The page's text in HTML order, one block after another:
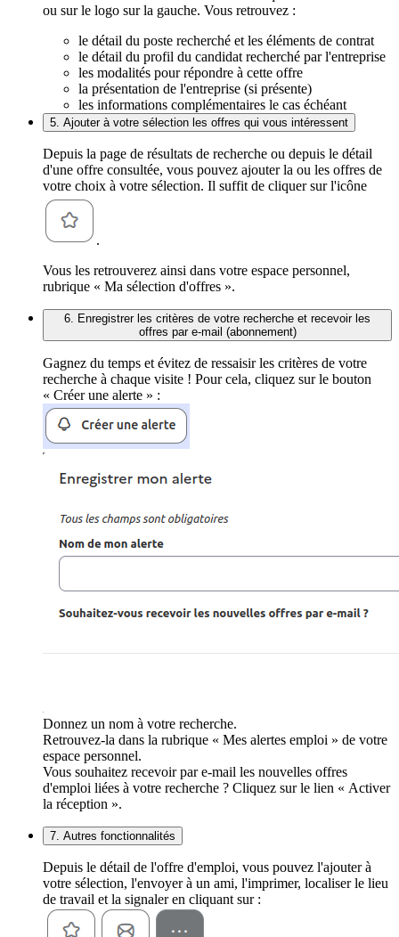
ou sur le logo sur la gauche. Vous retrouvez :
le détail du poste recherché et les éléments de contrat
le détail du profil du candidat recherché par l'entreprise
les modalités pour répondre à cette offre
la présentation de l'entreprise (si présente)
les informations complémentaires le cas échéant
5. Ajouter à votre sélection les offres qui vous intéressent
Depuis la page de résultats de recherche ou depuis le détail
d'une offre consultée, vous pouvez ajouter la ou les offres de
votre choix à votre sélection. Il suffit de cliquer sur l'icône
.
Vous les retrouverez ainsi dans votre espace personnel,
rubrique « Ma sélection d'offres ».
6. Enregistrer les critères de votre recherche et recevoir les
offres par e-mail (abonnement)
Gagnez du temps et évitez de ressaisir les critères de votre
recherche à chaque visite ! Pour cela, cliquez sur le bouton
« Créer une alerte » :
Donnez un nom à votre recherche.
Retrouvez-la dans la rubrique « Mes alertes emploi » de votre
espace personnel.
Vous souhaitez recevoir par e-mail les nouvelles offres
d'emploi liées à votre recherche ? Cliquez sur le lien « Activer
la réception ».
7. Autres fonctionnalités
Depuis le détail de l'offre d'emploi, vous pouvez l'ajouter à
votre sélection, l'envoyer à un ami, l'imprimer, localiser le lieu
de travail et la signaler en cliquant sur :